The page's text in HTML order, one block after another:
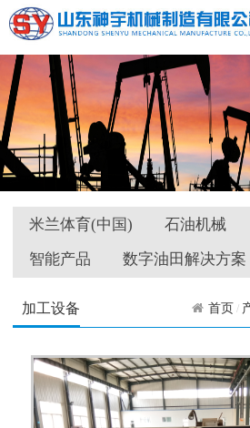
米兰体育(中国) 石油机械
智能产品 数字油田解决方案
加工设备 首页